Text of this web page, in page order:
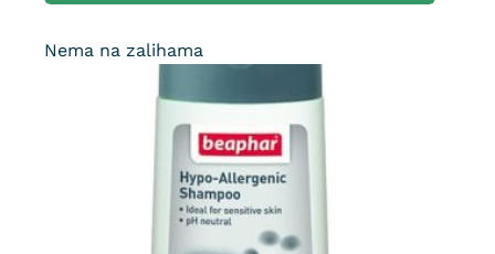
Nema na zalihama